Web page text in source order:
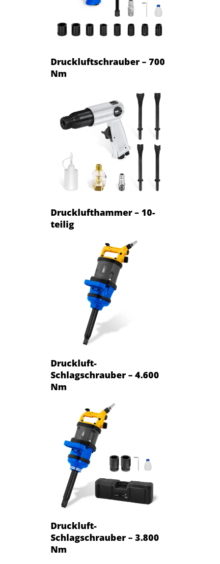
Druckluftschrauber – 700
Nm
Drucklufthammer – 10-
teilig
Druckluft-
Schlagschrauber – 4.600
Nm
Druckluft-
Schlagschrauber – 3.800
Nm